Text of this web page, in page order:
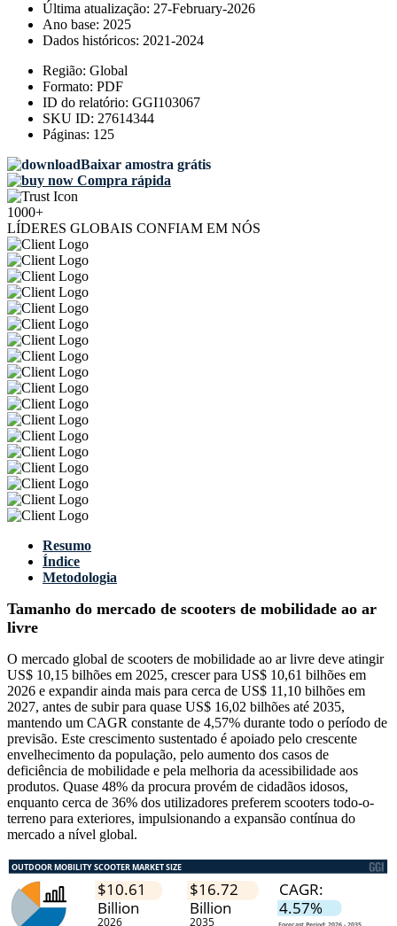
Última atualização: 27-February-2026
Ano base: 2025
Dados históricos: 2021-2024
Região: Global
Formato: PDF
ID do relatório: GGI103067
SKU ID: 27614344
Páginas: 125
Baixar amostra grátis
Compra rápida
1000+
LÍDERES GLOBAIS CONFIAM EM NÓS
Resumo
Índice
Metodologia
Tamanho do mercado de scooters de mobilidade ao ar
livre
O mercado global de scooters de mobilidade ao ar livre deve atingir
US$ 10,15 bilhões em 2025, crescer para US$ 10,61 bilhões em
2026 e expandir ainda mais para cerca de US$ 11,10 bilhões em
2027, antes de subir para quase US$ 16,02 bilhões até 2035,
mantendo um CAGR constante de 4,57% durante todo o período de
previsão. Este crescimento sustentado é apoiado pelo crescente
envelhecimento da população, pelo aumento dos casos de
deficiência de mobilidade e pela melhoria da acessibilidade aos
produtos. Quase 48% da procura provém de cidadãos idosos,
enquanto cerca de 36% dos utilizadores preferem scooters todo-o-
terreno para exteriores, impulsionando a expansão contínua do
mercado a nível global.